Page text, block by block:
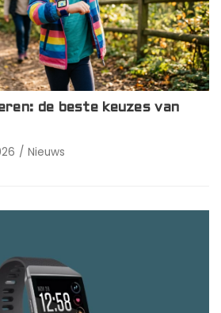
de beste keuzes van
Nieuws